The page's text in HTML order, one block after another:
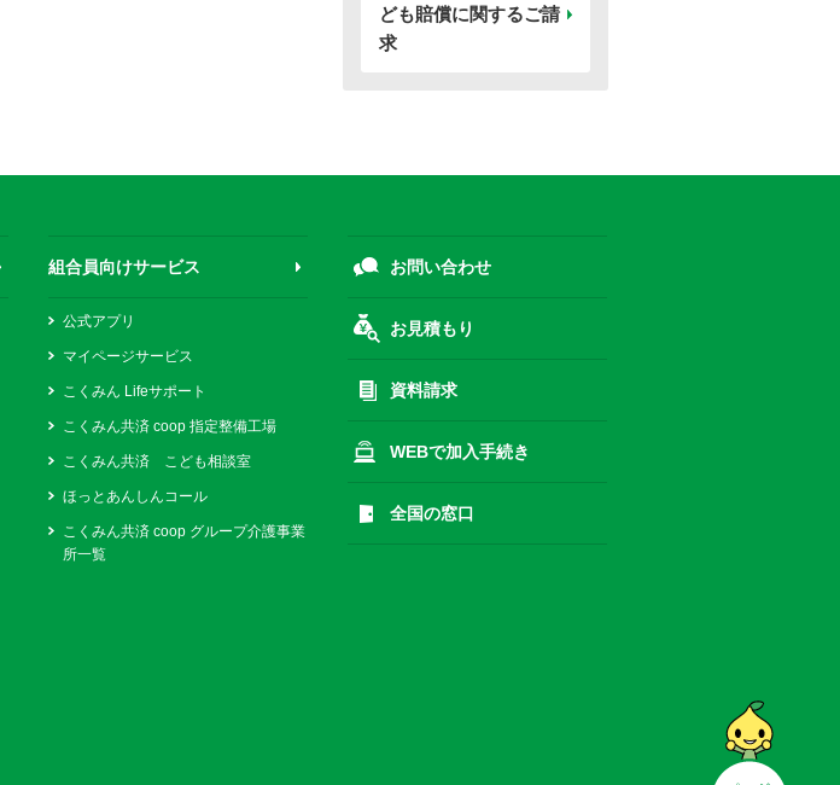
ども賠償に関するご請
求
組合員向けサービス
公式アプリ
マイページサービス
こくみん Lifeサポート
こくみん共済 coop 指定整備工場
こくみん共済 こども相談室
ほっとあんしんコール
こくみん共済 coop グループ介護事業
所一覧
お問い合わせ
お見積もり
資料請求
WEBで加入手続き
全国の窓口